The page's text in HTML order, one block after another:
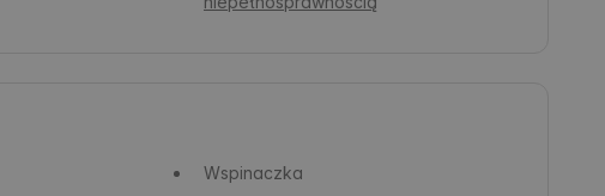
Wspinaczka